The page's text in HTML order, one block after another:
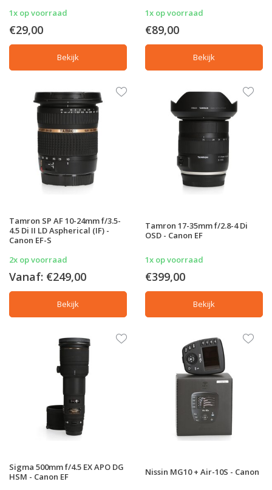
1x op voorraad
€29,00
Bekijk
1x op voorraad
€89,00
Bekijk
Tamron SP AF 10-24mm f/3.5-
4.5 Di II LD Aspherical (IF) -
Canon EF-S
2x op voorraad
Vanaf: €249,00
Bekijk
Tamron 17-35mm f/2.8-4 Di
OSD - Canon EF
1x op voorraad
€399,00
Bekijk
Sigma 500mm f/4.5 EX APO DG
HSM - Canon EF
Nissin MG10 + Air-10S - Canon